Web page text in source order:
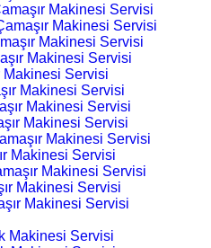
Makinesi Servisi
Makinesi Servisi
Makinesi Servisi
Makinesi Servisi
Makinesi Servisi
Makinesi Servisi
Makinesi Servisi
Makinesi Servisi
Makinesi Servisi
Makinesi Servisi
Makinesi Servisi
Makinesi Servisi
Makinesi Servisi
Makinesi Servisi